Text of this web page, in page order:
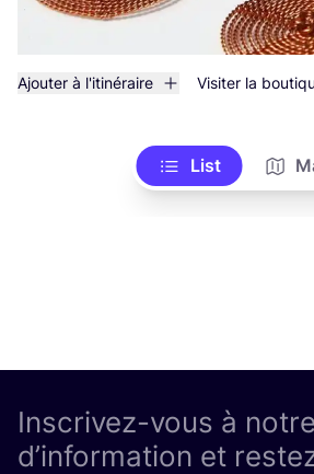
Ajouter à l'itinéraire Visiter la
List
Inscrivez-vous à
d’information et